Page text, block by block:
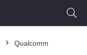
Qualcomm